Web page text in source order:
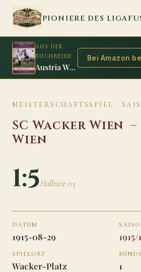
Zum Inhalt springen
PIONIERE DES
AUS DER
BUCHREIHE
Austria Wien 1925/26: Das zweite Double der Amateure
Bei Amazon
MEISTERSCHAFTSSPIEL ·
SC Wacker Wien –
Wien
1:5Halbzeit 0:3
DATUM
1915-08-29 1915/
SPIELORT
Wacker-Platz 1